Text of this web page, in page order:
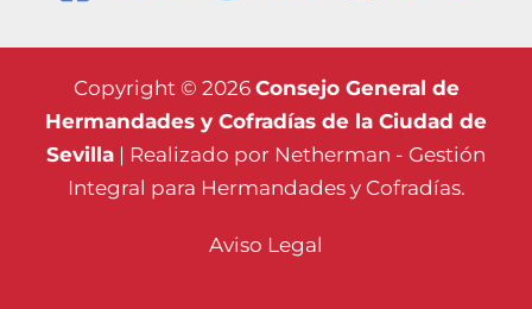
Copyright © 2026 Consejo General de
Hermandades y Cofradías de la Ciudad de
Sevilla | Realizado por Netherman - Gestión
Integral para Hermandades y Cofradías.
Aviso Legal